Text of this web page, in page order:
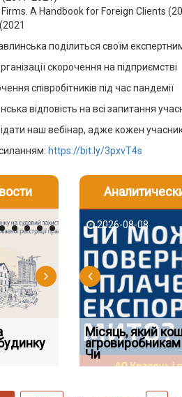
A Handbook for Foreign Clients
поділиться своїм
скорочення на підприємстві
співробітників під час пандемії
відповість на всі запитання
наш вебінар, адже кожен
https://bit.ly/3pxvT4s
2026-08-06
Якщо суд
відшкодування
наявніс
ПР
2026-08-08
Місяць, який
Чи
2026-08-05
Чи потрібна
2026 році: